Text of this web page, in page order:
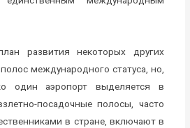
развития некоторых других
международного статуса, но,
один аэропорт выделяется в
посадочные полосы, часто
в стране, включают в